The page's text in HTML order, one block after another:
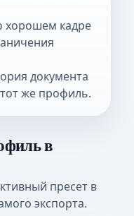
хорошем кадре
документа
же профиль.
в
пресет в
экспорта.